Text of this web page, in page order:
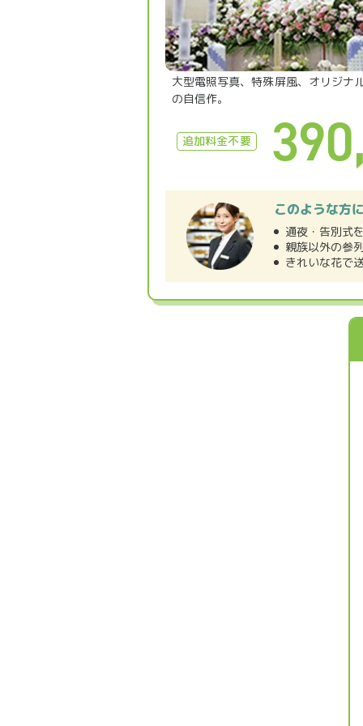
大型電照写真、特殊屏風、オリジナ
の自信作。
追加料金不要
このような方
通夜・告別式
親族以外の参
きれいな花で